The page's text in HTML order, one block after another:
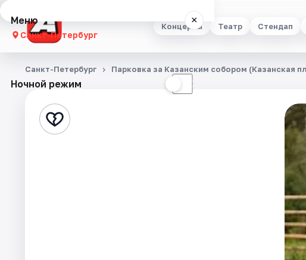
Концерты Театр Стендап
Меню ×
Санкт-Петербург
Концерты
Стендап
Ночной режим ☾
Санкт-Петербург Парковка за Казанским собором (Казанская